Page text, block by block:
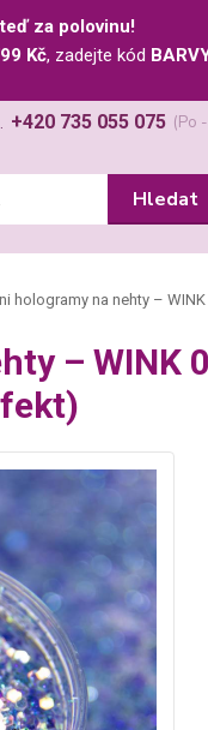
za polovinu!
Kč, zadejte kód
Hledat
+420 735 055 075 (Po
hologramy na nehty –
–